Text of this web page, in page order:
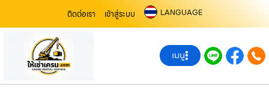
ติดต่อเรา เข้าสู่ระบบ LANGUAGE
เมนู